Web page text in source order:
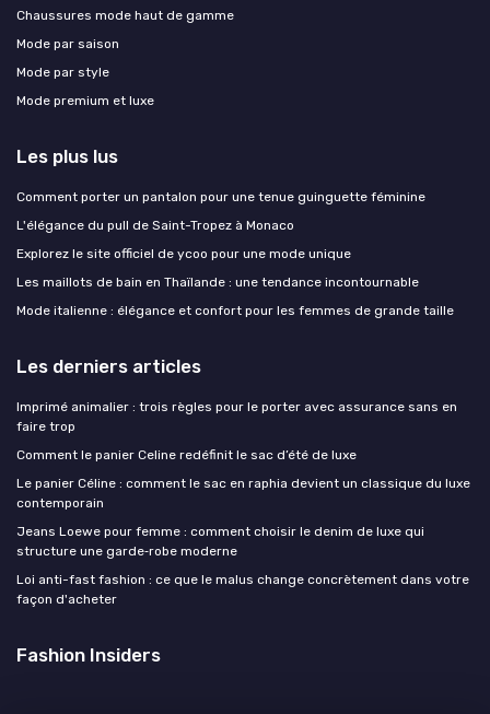
Chaussures mode haut de gamme
Mode par saison
Mode par style
Mode premium et luxe
Les plus lus
Comment porter un pantalon pour une tenue guinguette féminine
L'élégance du pull de Saint-Tropez à Monaco
Explorez le site officiel de ycoo pour une mode unique
Les maillots de bain en Thaïlande : une tendance incontournable
Mode italienne : élégance et confort pour les femmes de grande taille
Les derniers articles
Imprimé animalier : trois règles pour le porter avec assurance sans en
faire trop
Comment le panier Celine redéfinit le sac d’été de luxe
Le panier Céline : comment le sac en raphia devient un classique du luxe
contemporain
Jeans Loewe pour femme : comment choisir le denim de luxe qui
structure une garde‑robe moderne
Loi anti-fast fashion : ce que le malus change concrètement dans votre
façon d'acheter
Fashion Insiders